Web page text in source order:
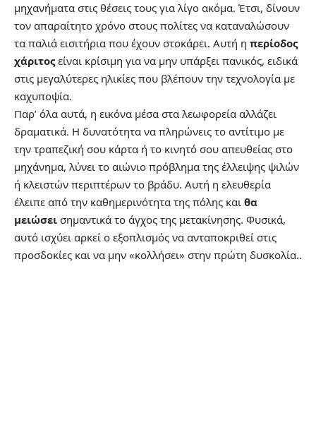
μηχανήματα στις θέσεις τους για λίγο ακόμα. Έτσι, δίνουν
τον απαραίτητο χρόνο στους πολίτες να καταναλώσουν
τα παλιά εισιτήρια που έχουν στοκάρει. Αυτή η περίοδος
χάριτοςείναι κρίσιμη για να μην υπάρξει πανικός, ειδικά
στις μεγαλύτερες ηλικίες που βλέπουν την τεχνολογία με
καχυποψία.
Παρ’ όλα αυτά, η εικόνα μέσα στα λεωφορεία αλλάζει
δραματικά. Η δυνατότητα να πληρώνεις το αντίτιμο με
την τραπεζική σου κάρτα ή το κινητό σου απευθείας στο
μηχάνημα, λύνει το αιώνιο πρόβλημα της έλλειψης ψιλών
ή κλειστών περιπτέρων το βράδυ. Αυτή η ελευθερία
έλειπε από την καθημερινότητα της πόλης και θα
μειώσει σημαντικά το άγχος της μετακίνησης. Φυσικά,
αυτό ισχύει αρκεί ο εξοπλισμός να ανταποκριθεί στις
προσδοκίες και να μην «κολλήσει» στην πρώτη δυσκολία..